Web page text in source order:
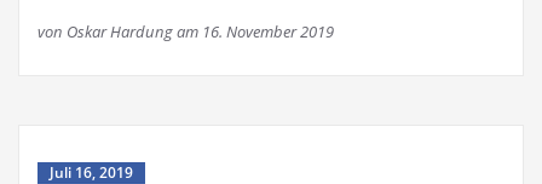
von Oskar Hardung am 16. November 2019
Juli 16, 2019